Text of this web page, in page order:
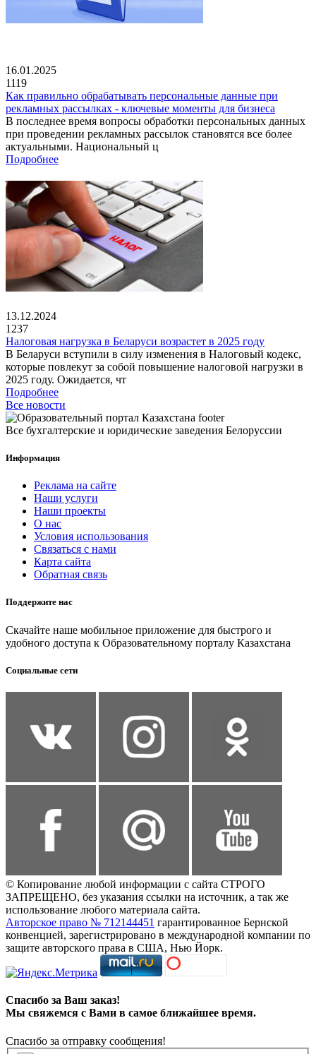
16.01.2025
1119
Как правильно обрабатывать персональные данные при
рекламных рассылках - ключевые моменты для бизнеса
В последнее время вопросы обработки персональных данных
при проведении рекламных рассылок становятся все более
актуальными. Национальный ц
Подробнее
13.12.2024
1237
Налоговая нагрузка в Беларуси возрастет в 2025 году
В Беларуси вступили в силу изменения в Налоговый кодекс,
которые повлекут за собой повышение налоговой нагрузки в
2025 году. Ожидается, чт
Подробнее
Все новости
Все бухгалтерские и юридические заведения Белоруссии
Информация
Реклама на сайте
Наши услуги
Наши проекты
О нас
Условия использования
Связаться с нами
Карта сайта
Обратная связь
Поддержите нас
Скачайте наше мобильное приложение для быстрого и
удобного доступа к Образовательному порталу Казахстана
Социальные сети
© Копирование любой информации с сайта СТРОГО
ЗАПРЕЩЕНО, без указания ссылки на источник, а так же
использование любого материала сайта.
Авторское право № 712144451 гарантированное Бернской
конвенцией, зарегистрировано в международной компании по
защите авторского права в США, Нью Йорк.
Спасибо за Ваш заказ!
Мы свяжемся с Вами в самое ближайшее время.
Спасибо за отправку сообщения!